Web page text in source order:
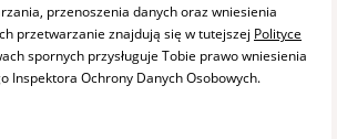
przenoszenia danych oraz wniesienia
przetwarzanie znajdują się w tutejszej Polityce
spornych przysługuje Tobie prawo wniesienia
Inspektora Ochrony Danych Osobowych.